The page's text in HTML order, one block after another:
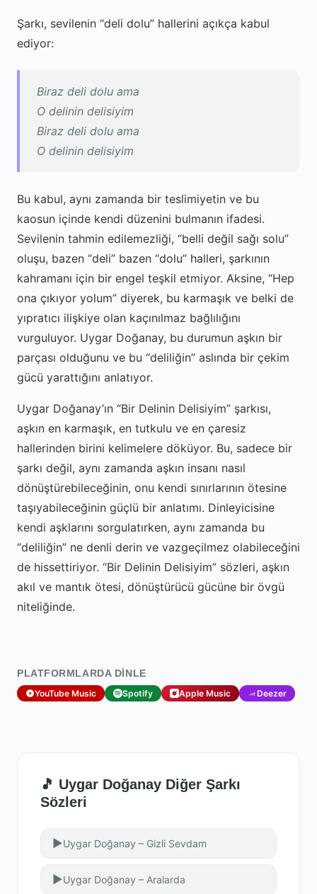
Şarkı, sevilenin “deli dolu” hallerini açıkça kabul
ediyor:
Biraz deli dolu ama
O delinin delisiyim
Biraz deli dolu ama
O delinin delisiyim
Bu kabul, aynı zamanda bir teslimiyetin ve bu
kaosun içinde kendi düzenini bulmanın ifadesi.
Sevilenin tahmin edilemezliği, “belli değil sağı solu”
oluşu, bazen “deli” bazen “dolu” halleri, şarkının
kahramanı için bir engel teşkil etmiyor. Aksine, “Hep
ona çıkıyor yolum” diyerek, bu karmaşık ve belki de
yıpratıcı ilişkiye olan kaçınılmaz bağlılığını
vurguluyor. Uygar Doğanay, bu durumun aşkın bir
parçası olduğunu ve bu “deliliğin” aslında bir çekim
gücü yarattığını anlatıyor.
Uygar Doğanay’ın “Bir Delinin Delisiyim” şarkısı,
aşkın en karmaşık, en tutkulu ve en çaresiz
hallerinden birini kelimelere döküyor. Bu, sadece bir
şarkı değil, aynı zamanda aşkın insanı nasıl
dönüştürebileceğinin, onu kendi sınırlarının ötesine
taşıyabileceğinin güçlü bir anlatımı. Dinleyicisine
kendi aşklarını sorgulatırken, aynı zamanda bu
“deliliğin” ne denli derin ve vazgeçilmez olabileceğini
de hissettiriyor. “Bir Delinin Delisiyim” sözleri, aşkın
akıl ve mantık ötesi, dönüştürücü gücüne bir övgü
niteliğinde.
PLATFORMLARDA DINLE
YouTube Music Spotify Apple Music Deezer
🎵 Uygar Doğanay Diğer Şarkı
Sözleri
▶Uygar Doğanay – Gizli Sevdam
▶Uygar Doğanay – Aralarda